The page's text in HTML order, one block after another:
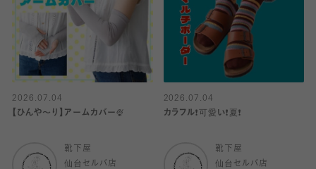
2026.07.04
【ひんや〜り】アームカバー🍨
靴下屋
仙台セルバ店
2026.07.04
カラフル❗️可愛い❗️夏❗️
靴下屋
仙台セルバ店